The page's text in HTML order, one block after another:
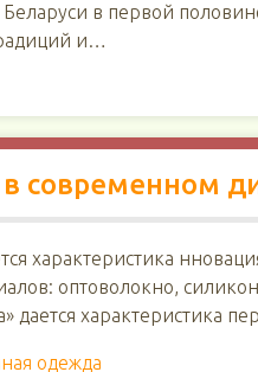
в первой
и…
современном
характеристика
оптоволокно,
дается характеристика
одежда